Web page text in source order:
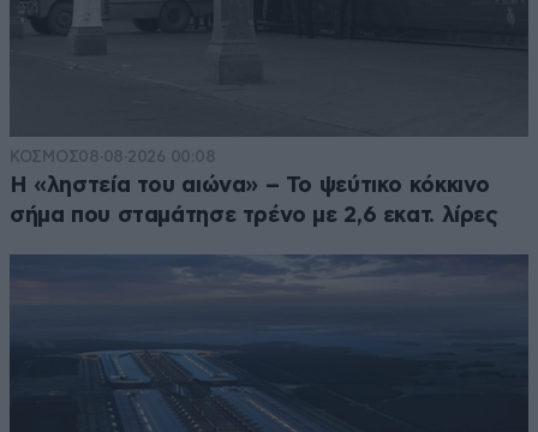
ΚΟΣΜΟΣ08·08·2026 00:08
Η «ληστεία του αιώνα» – Το ψεύτικο κόκκινο
σήμα που σταμάτησε τρένο με 2,6 εκατ. λίρες